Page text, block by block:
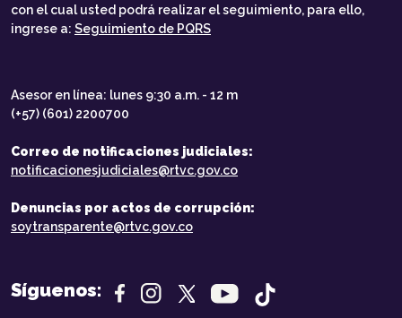
con el cual usted podrá realizar el seguimiento, para ello,
ingrese a: Seguimiento de PQRS
Asesor en línea: lunes 9:30 a.m. - 12 m
(+57) (601) 2200700
Correo de notificaciones judiciales:
notificacionesjudiciales@rtvc.gov.co
Denuncias por actos de corrupción:
soytransparente@rtvc.gov.co
Síguenos: